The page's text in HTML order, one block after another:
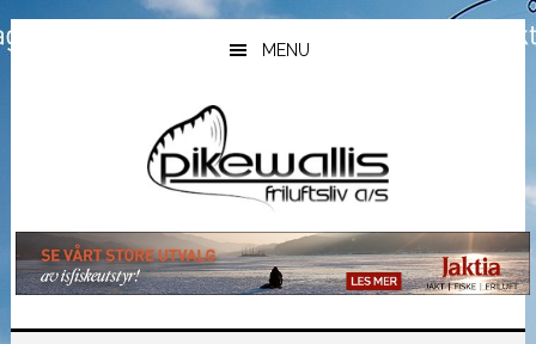
Hopp
til
Hopp
til
Hopp
til
MENU